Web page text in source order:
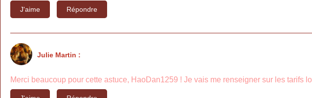
J'aime Répondre
Julie Martin :
Merci beaucoup pour cette astuce, HaoDan1259 ! Je vais me renseigner sur les tarifs